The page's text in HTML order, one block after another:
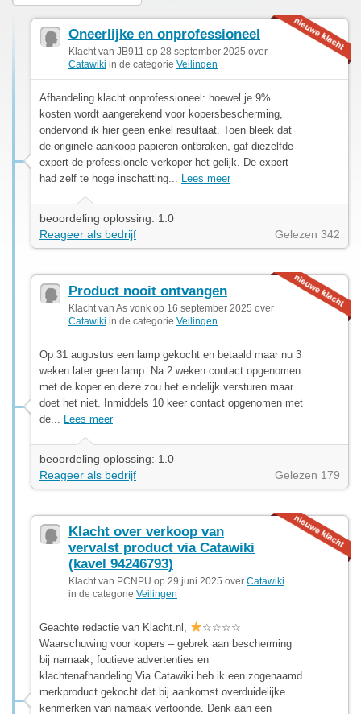
Oneerlijke en onprofessioneel
Klacht van JB911 op 28 september 2025 over
Catawiki in de categorie Veilingen
Afhandeling klacht onprofessioneel: hoewel je 9%
kosten wordt aangerekend voor kopersbescherming,
ondervond ik hier geen enkel resultaat. Toen bleek dat
de originele aankoop papieren ontbraken, gaf diezelfde
expert de professionele verkoper het gelijk. De expert
had zelf te hoge inschatting... Lees meer
beoordeling oplossing: 1.0
Reageer als bedrijf
Gelezen 342
Product nooit ontvangen
Klacht van As vonk op 16 september 2025 over
Catawiki in de categorie Veilingen
Op 31 augustus een lamp gekocht en betaald maar nu 3
weken later geen lamp. Na 2 weken contact opgenomen
met de koper en deze zou het eindelijk versturen maar
doet het niet. Inmiddels 10 keer contact opgenomen met
de... Lees meer
beoordeling oplossing: 1.0
Reageer als bedrijf
Gelezen 179
Klacht over verkoop van
vervalst product via Catawiki
(kavel 94246793)
Klacht van PCNPU op 29 juni 2025 over Catawiki
in de categorie Veilingen
Geachte redactie van Klacht.nl,
☆☆☆☆
Waarschuwing voor kopers – gebrek aan bescherming
bij namaak, foutieve advertenties en
klachtenafhandeling Via Catawiki heb ik een zogenaamd
merkproduct gekocht dat bij aankomst overduidelijke
kenmerken van namaak vertoonde. Denk aan een